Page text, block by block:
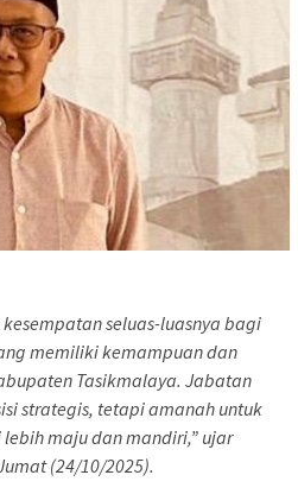
seluas-luasnya bagi
memiliki kemampuan dan
Tasikmalaya. Jabatan
strategis, tetapi amanah untuk
maju dan mandiri,” ujar
(24/10/2025).